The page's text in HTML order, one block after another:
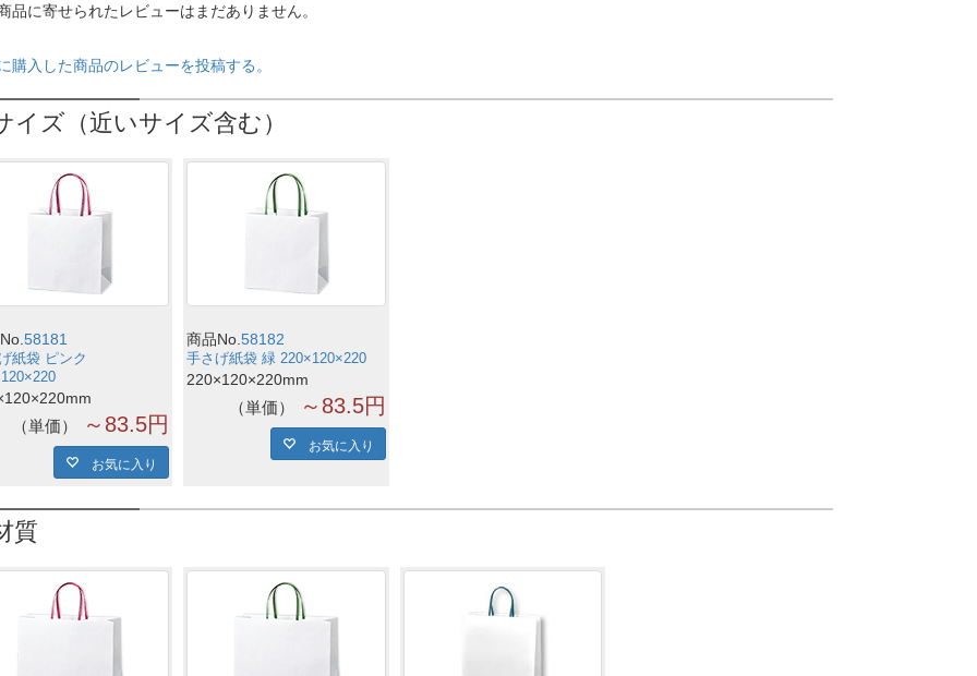
品に寄せられたレビューはまだありません。
購入した商品のレビューを投稿する。
イズ（近いサイズ含む）
58181
紙袋 ピンク
単価 ～83.5円
お気に入り
商品No. 58182
手さげ紙袋 緑 220×120×220
220×120×220mm
単価 ～83.5円
お気に入り
質